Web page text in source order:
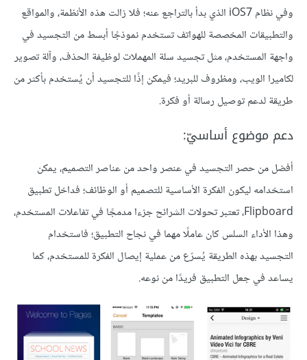
وفي نظام iOS7 الذي بدأ بالتراجع عنه؛ فلا زالت هذه الأنظمة، والمواقع
والتطبيقات المخصصة للهواتف تستخدم نموذجًا أبسط من التجسيد في
واجهة المستخدم، مثل تجسيد سلة المهملات لوظيفة الحذف، وآلة تصوير
لكاميرا الويب، ومظروف للبريد؛ فيمكن إذًا للتجسيد أن يُستخدم بأكثر من
طريقة لدعم توصيل رسالة أو فكرة.
دعم موضوع أساسيّ:
أفضل من حصر التجسيد في عنصر واحد من عناصر التصميم، يمكن
استخدامه ليكون الفكرة الأساسية للتصميم أو الوظائف؛ فداخل تطبيق
Flipboard، تعتبر تحولات الشرائح جزءا مدمجًا في تفاعلات المستخدم،
وهذا الأداء السلس كان عاملًا مهما في نجاح التطبيق؛ فاستخدام
التجسيد بهذه الطريقة يُسرّع من عملية إيصال الفكرة للمستخدم، كما
يساعد في جعل التطبيق فريدًا من نوعه.